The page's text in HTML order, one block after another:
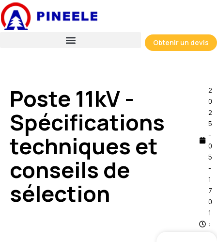
Skip
to
content
Obtenir un devis
Poste 11kV -
Spécifications
techniques et
conseils de
sélection
2
0
2
5
-
0
5
-
1
7
0
1
: